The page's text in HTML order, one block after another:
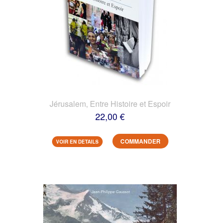
Jérusalem, Entre Histoire et Espoir
22,00 €
VOIR EN DETAILS COMMANDER